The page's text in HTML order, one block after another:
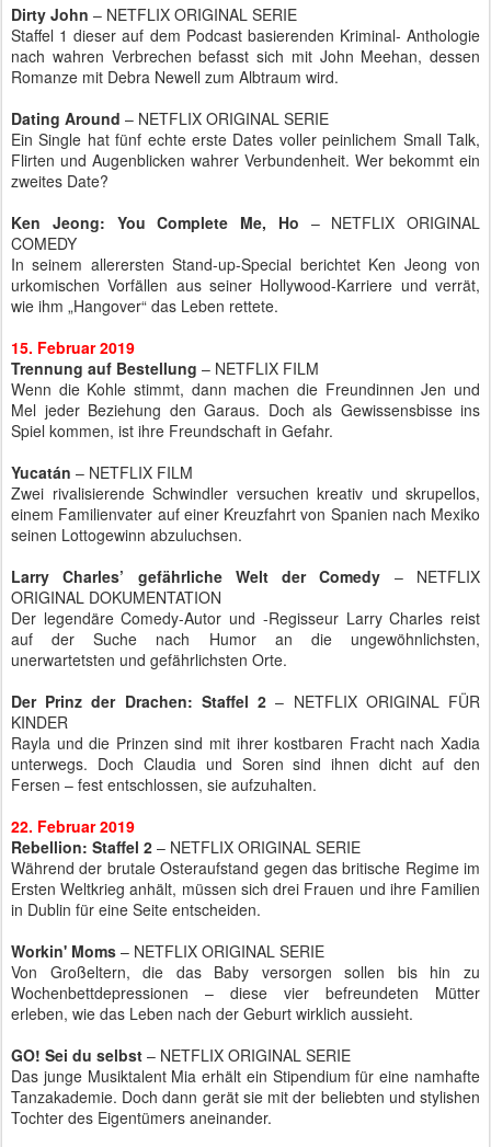
Dirty John – NETFLIX ORIGINAL SERIE
Staffel 1 dieser auf dem Podcast basierenden Kriminal- Anthologie
nach wahren Verbrechen befasst sich mit John Meehan, dessen
Romanze mit Debra Newell zum Albtraum wird.
Dating Around – NETFLIX ORIGINAL SERIE
Ein Single hat fünf echte erste Dates voller peinlichem Small Talk,
Flirten und Augenblicken wahrer Verbundenheit. Wer bekommt ein
zweites Date?
Ken Jeong: You Complete Me, Ho – NETFLIX ORIGINAL
COMEDY
In seinem allerersten Stand-up-Special berichtet Ken Jeong von
urkomischen Vorfällen aus seiner Hollywood-Karriere und verrät,
wie ihm „Hangover“ das Leben rettete.
15. Februar 2019
Trennung auf Bestellung – NETFLIX FILM
Wenn die Kohle stimmt, dann machen die Freundinnen Jen und
Mel jeder Beziehung den Garaus. Doch als Gewissensbisse ins
Spiel kommen, ist ihre Freundschaft in Gefahr.
Yucatán – NETFLIX FILM
Zwei rivalisierende Schwindler versuchen kreativ und skrupellos,
einem Familienvater auf einer Kreuzfahrt von Spanien nach Mexiko
seinen Lottogewinn abzuluchsen.
Larry Charles’ gefährliche Welt der Comedy – NETFLIX
ORIGINAL DOKUMENTATION
Der legendäre Comedy-Autor und -Regisseur Larry Charles reist
auf der Suche nach Humor an die ungewöhnlichsten,
unerwartetsten und gefährlichsten Orte.
Der Prinz der Drachen: Staffel 2 – NETFLIX ORIGINAL FÜR
KINDER
Rayla und die Prinzen sind mit ihrer kostbaren Fracht nach Xadia
unterwegs. Doch Claudia und Soren sind ihnen dicht auf den
Fersen – fest entschlossen, sie aufzuhalten.
22. Februar 2019
Rebellion: Staffel 2 – NETFLIX ORIGINAL SERIE
Während der brutale Osteraufstand gegen das britische Regime im
Ersten Weltkrieg anhält, müssen sich drei Frauen und ihre Familien
in Dublin für eine Seite entscheiden.
Workin' Moms – NETFLIX ORIGINAL SERIE
Von Großeltern, die das Baby versorgen sollen bis hin zu
Wochenbettdepressionen – diese vier befreundeten Mütter
erleben, wie das Leben nach der Geburt wirklich aussieht.
GO! Sei du selbst – NETFLIX ORIGINAL SERIE
Das junge Musiktalent Mia erhält ein Stipendium für eine namhafte
Tanzakademie. Doch dann gerät sie mit der beliebten und stylishen
Tochter des Eigentümers aneinander.